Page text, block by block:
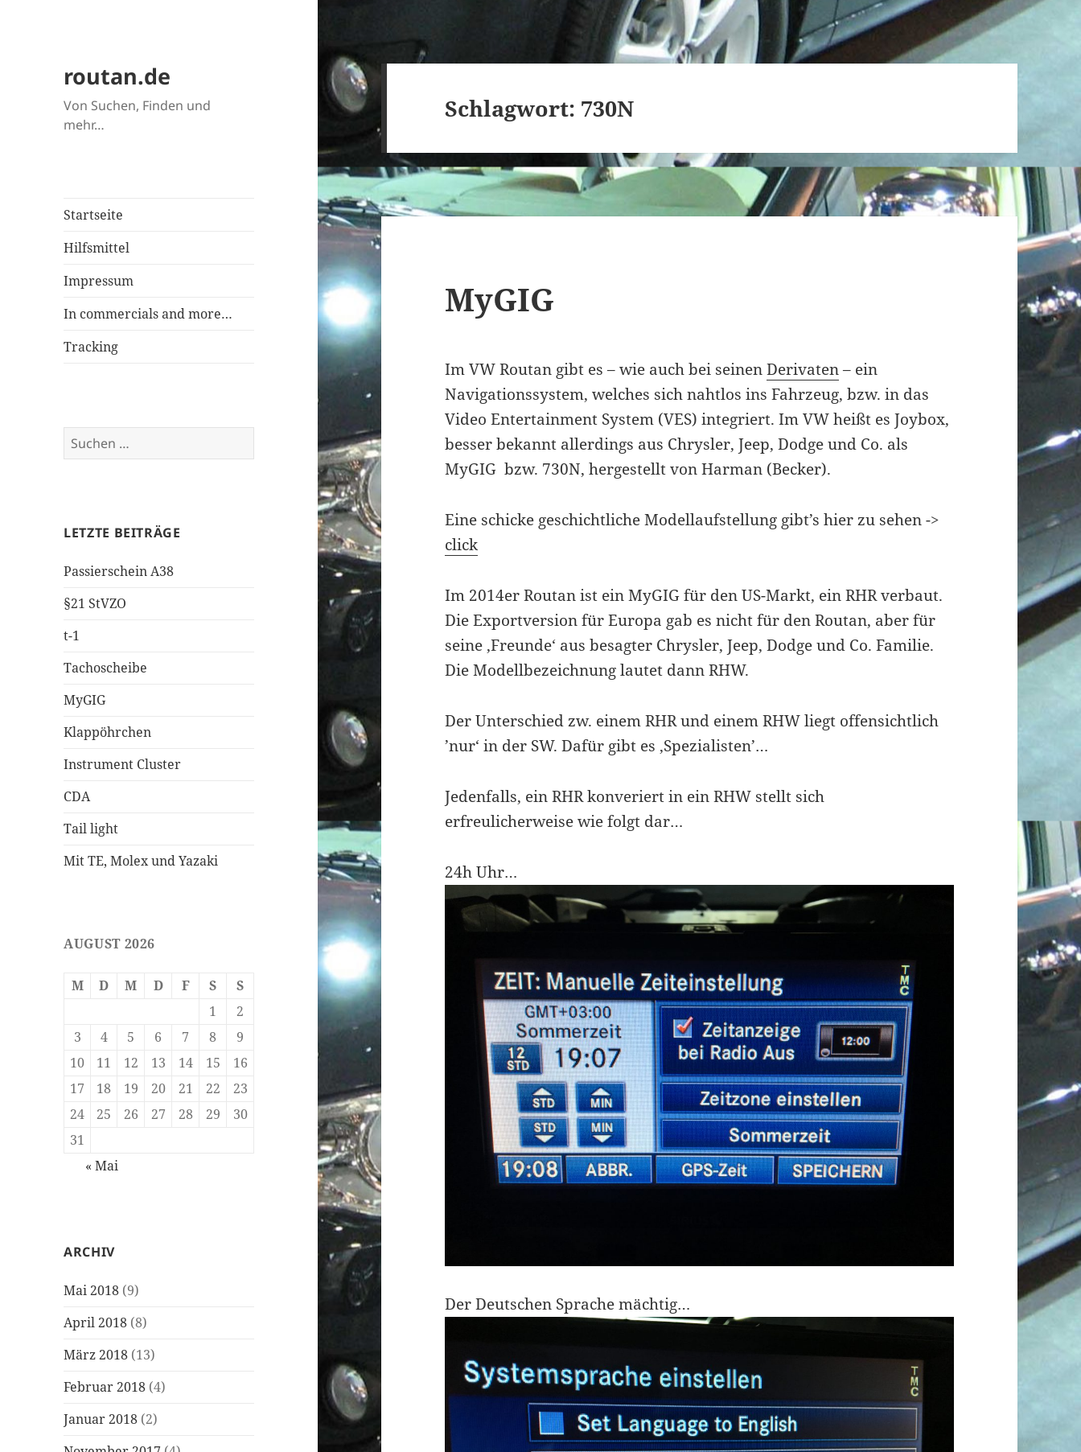
routan.de
Von Suchen, Finden und
mehr…
Startseite
Hilfsmittel
Impressum
In commercials and more…
Tracking
Suchen
nach:
LETZTE BEITRÄGE
Passierschein A38
§21 StVZO
t-1
Tachoscheibe
MyGIG
Klappöhrchen
Instrument Cluster
CDA
Tail light
Mit TE, Molex und Yazaki
AUGUST 2026
M D M D F S
S
1
2
3
4 5 6 7 8
9
10
11 12 13 14 15
16
17
18 19 20 21 22
23
24
25 26 27 28 29
30
31
« Mai
ARCHIV
Mai 2018 (9)
April 2018 (8)
März 2018 (13)
Februar 2018 (4)
Januar 2018 (2)
Schlagwort: 730N
MyGIG
Im VW Routan gibt es – wie auch bei seinenDerivaten– ein
Navigationssystem, welches sich nahtlos ins Fahrzeug, bzw. in das
Video Entertainment System (VES) integriert. Im VW heißt es Joybox,
besser bekannt allerdings aus Chrysler, Jeep, Dodge und Co. als
MyGIG bzw. 730N, hergestellt von Harman (Becker).
Eine schicke geschichtliche Modellaufstellung gibt’s hier zu sehen ->
click
Im 2014er Routan ist ein MyGIG für den US-Markt, ein RHR verbaut.
Die Exportversion für Europa gab es nicht für den Routan, aber für
seine ‚Freunde‘ aus besagter Chrysler, Jeep, Dodge und Co. Familie.
Die Modellbezeichnung lautet dann RHW.
Der Unterschied zw. einem RHR und einem RHW liegt offensichtlich
’nur‘ in der SW. Dafür gibt es ‚Spezialisten’…
Jedenfalls, ein RHR konveriert in ein RHW stellt sich
erfreulicherweise wie folgt dar…
24h Uhr…
Der Deutschen Sprache mächtig…